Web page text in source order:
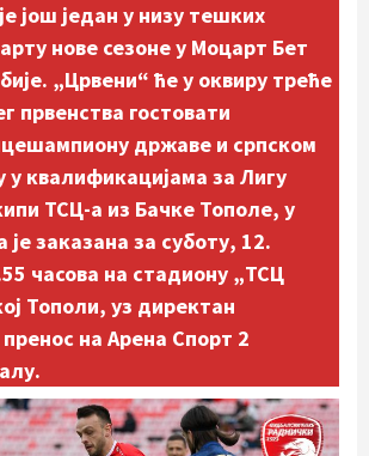
још један у низу тешких
нове сезоне у Моцарт Бет
„Црвени“ ће у оквиру треће
првенства гостовати
државе и српском
у квалификацијама за Лигу
ТСЦ-а из Бачке Тополе, у
је заказана за суботу, 12.
часова на стадиону „ТСЦ
Тополи, уз директан
пренос на Арена Спорт 2